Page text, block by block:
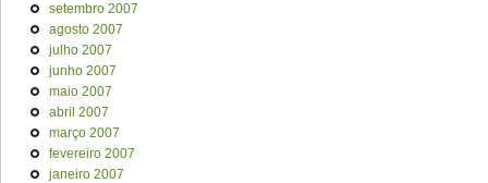
setembro 2007
agosto 2007
julho 2007
junho 2007
maio 2007
abril 2007
março 2007
fevereiro 2007
janeiro 2007